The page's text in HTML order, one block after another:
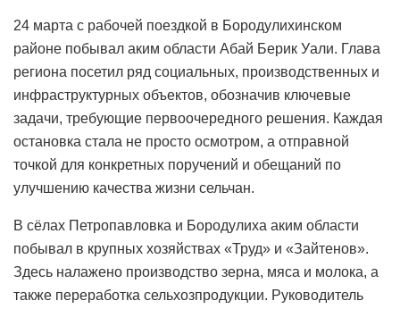
24 марта с рабочей поездкой в Бородулихинском
районе побывал аким области Абай Берик Уали. Глава
региона посетил ряд социальных, производственных и
инфраструктурных объектов, обозначив ключевые
задачи, требующие первоочередного решения. Каждая
остановка стала не просто осмотром, а отправной
точкой для конкретных поручений и обещаний по
улучшению качества жизни сельчан.
В сёлах Петропавловка и Бородулиха аким области
побывал в крупных хозяйствах «Труд» и «Зайтенов».
Здесь налажено производство зерна, мяса и молока, а
также переработка сельхозпродукции. Руководитель